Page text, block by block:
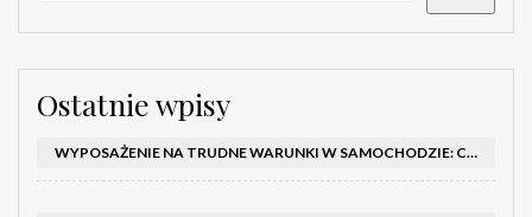
Ostatnie wpisy
WYPOSAŻENIE NA TRUDNE WARUNKI W SAMOCHODZIE: CO MIEĆ ZIMĄ, W TRASIE I NA WYPADEK AWARII